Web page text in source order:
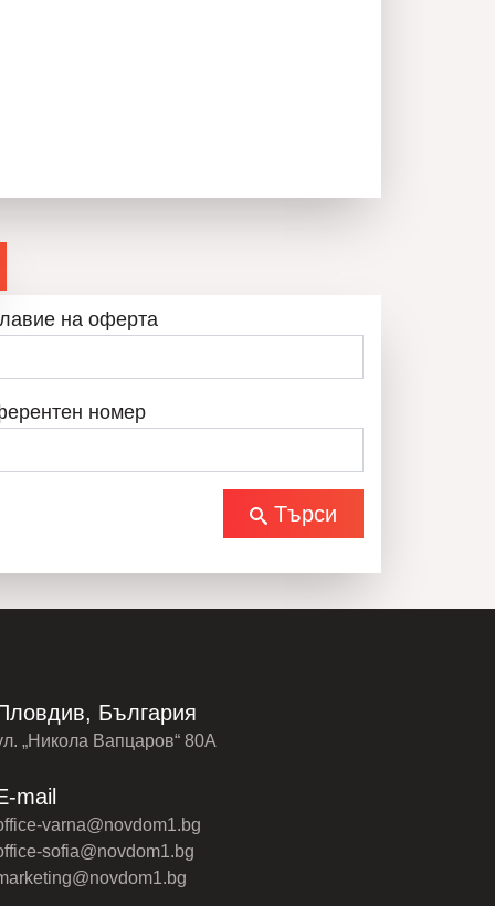
ОБАДИ СЕ
ВСИЧКИ ОБЯВИ
на оферта
номер
Търси
България
„Никола Вапцаров“ 80А
mail
varna@novdom1.bg
sofia@novdom1.bg